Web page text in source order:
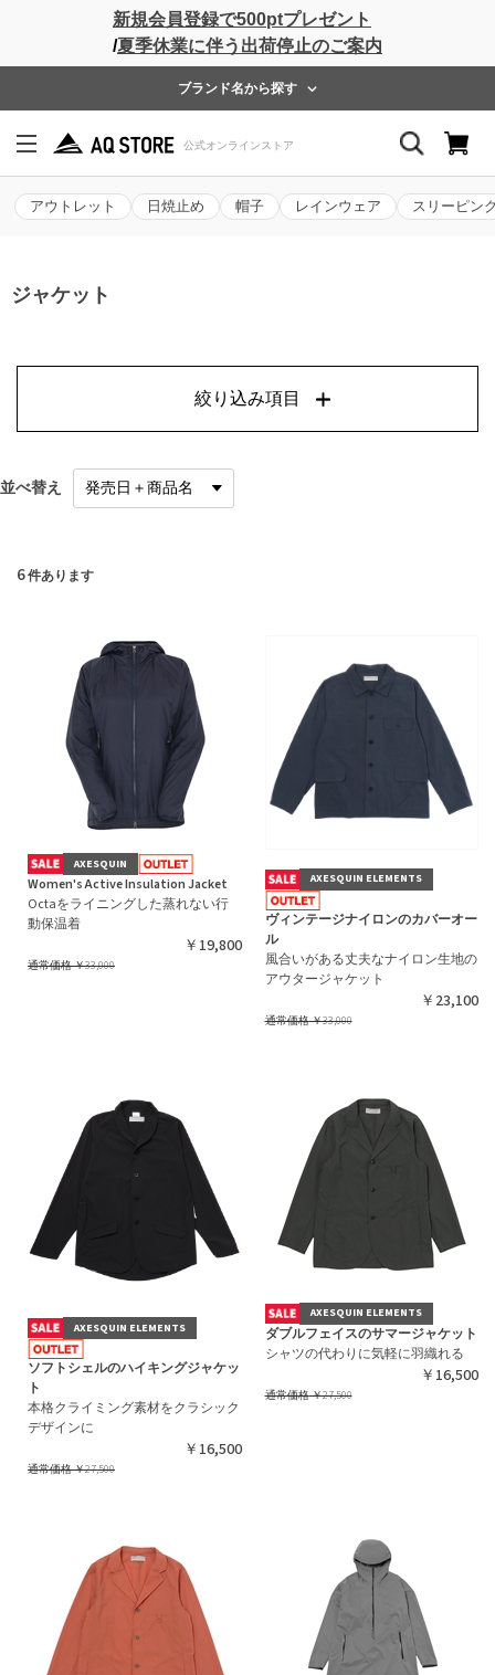
新規会員登録で500ptプレゼント
/夏季休業に伴う出荷停止のご案内
ブランド名から探す
アウトレット 日焼止め 帽子 レインウェア スリーピン
ジャケット
絞り込み項目
並べ替え
6件あります
AXESQUIN
Women's Active Insulation Jacket
Octaをライニングした蒸れない行
動保温着
￥19,800
通常価格￥33,000
AXESQUIN ELEMENTS
ヴィンテージナイロンのカバーオー
ル
風合いがある丈夫なナイロン生地の
アウタージャケット
￥23,100
通常価格￥33,000
AXESQUIN ELEMENTS
ソフトシェルのハイキングジャケッ
ト
本格クライミング素材をクラシック
デザインに
￥16,500
通常価格￥27,500
AXESQUIN ELEMENTS
ダブルフェイスのサマージャケット
シャツの代わりに気軽に羽織れる
￥16,500
通常価格￥27,500